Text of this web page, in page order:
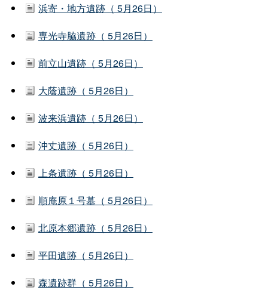
浜寄・地方遺跡（ 5月26日）
専光寺脇遺跡（ 5月26日）
前立山遺跡（ 5月26日）
大蔭遺跡（ 5月26日）
波来浜遺跡（ 5月26日）
沖丈遺跡（ 5月26日）
上条遺跡（ 5月26日）
順庵原１号墓（ 5月26日）
北原本郷遺跡（ 5月26日）
平田遺跡（ 5月26日）
森遺跡群（ 5月26日）